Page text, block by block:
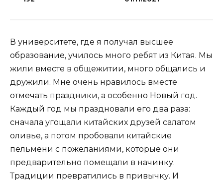
В университете, где я получал высшее
образование, училось много ребят из Китая. Мы
жили вместе в общежитии, много общались и
дружили. Мне очень нравилось вместе
отмечать праздники, а особенно Новый год.
Каждый год мы праздновали его два раза:
сначала угощали китайских друзей салатом
оливье, а потом пробовали китайские
пельмени с пожеланиями, которые они
предварительно помещали в начинку.
Традиции превратились в привычку. И